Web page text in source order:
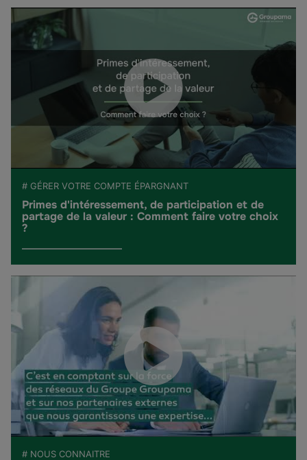
# GÉRER VOTRE COMPTE ÉPARGNANT
Primes d'intéressement, de participation et de
partage de la valeur : Comment faire votre choix
?
# NOUS CONNAITRE